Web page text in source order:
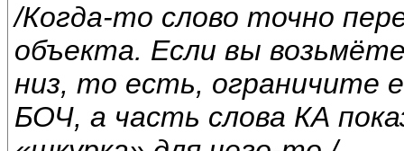
/Когда-то слово точно
объекта. Если вы
низ, то есть, ограничите
БОЧ, а часть слова КА